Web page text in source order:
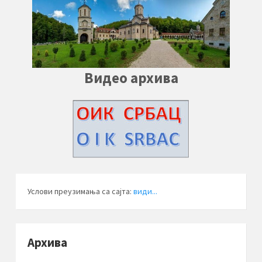
Видео архива
Услови преузимања са сајта: види...
Архива